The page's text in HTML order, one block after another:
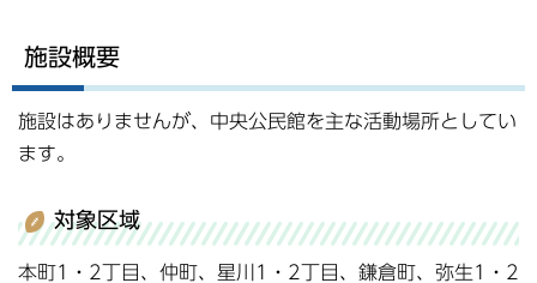
施設概要
施設はありませんが、中央公民館を主な活動場所としてい
ます。
対象区域
本町1・2丁目、仲町、星川1・2丁目、鎌倉町、弥生1・2